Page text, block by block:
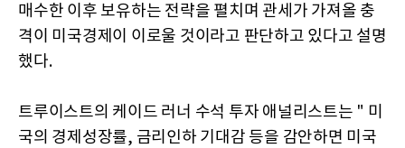
매수한 이후 보유하는 전략을 펼치며 관세가 가져올 충
격이 미국경제이 이로울 것이라고 판단하고 있다고 설명
했다.
트루이스트의 케이드 러너 수석 투자 애널리스트는 " 미
국의 경제성장률, 금리인하 기대감 등을 감안하면 미국